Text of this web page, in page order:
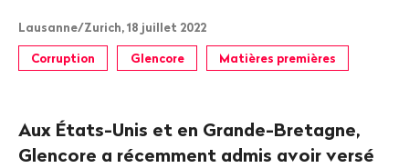
Lausanne/Zurich, 18 juillet 2022
Corruption Glencore Matières premières
Aux États-Unis et en Grande-Bretagne,
Glencore a récemment admis avoir versé